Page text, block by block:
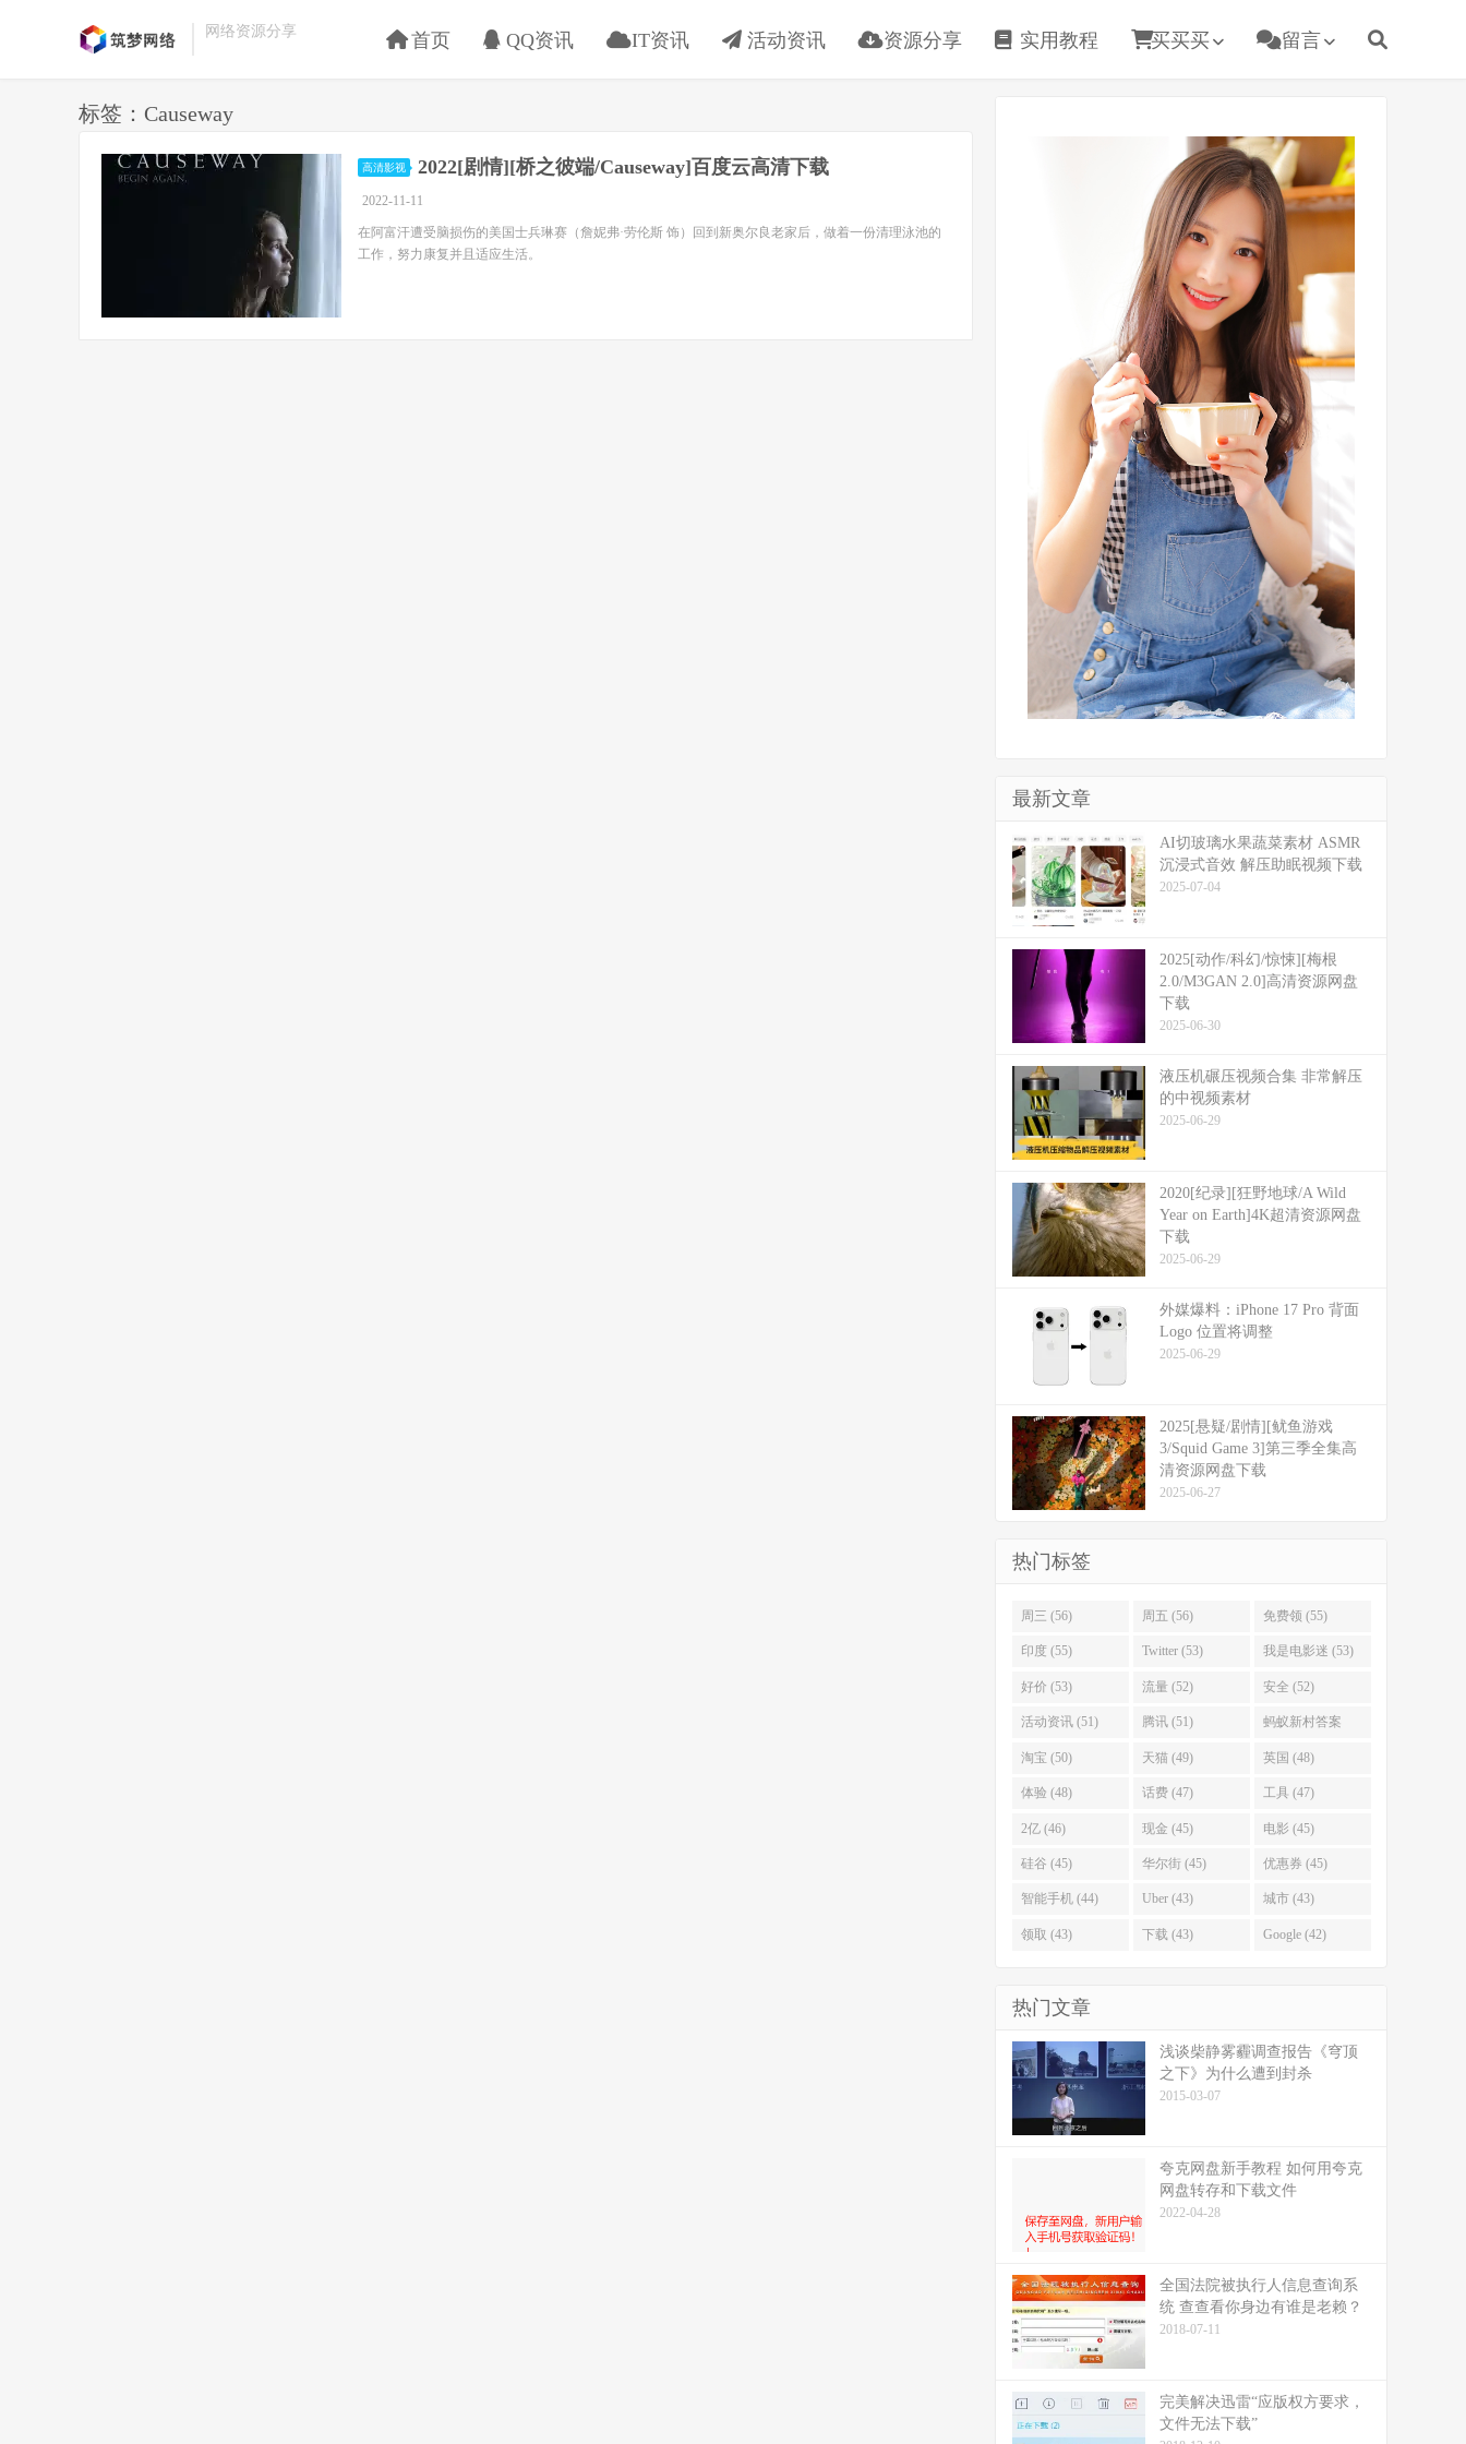
网络资源分享 首页 QQ资讯 IT资讯 活动资讯 资源分享 实用教程 买买买 留言
标签：Causeway
高清影视 2022[剧情][桥之彼端/Causeway]百度云高清下载
2022-11-11
在阿富汗遭受脑损伤的美国士兵琳赛（詹妮弗·劳伦斯 饰）回到新奥尔良老家后，做着一份清理泳池的
工作，努力康复并且适应生活。
最新文章
​​AI切玻璃水果蔬菜素材 ASMR
沉浸式音效 解压助眠视频下载
2025-07-04
2025[动作/科幻/惊悚][梅根
2.0/M3GAN 2.0]高清资源网盘
下载
2025-06-30
液压机碾压视频合集 非常解压
的中视频素材
2025-06-29
2020[纪录][狂野地球/A Wild
Year on Earth]4K超清资源网盘
下载
2025-06-29
外媒爆料：​​iPhone 17 Pro 背面
Logo 位置将调整​​
2025-06-29
2025[悬疑/剧情][鱿鱼游戏
3/Squid Game 3]第三季全集高
清资源网盘下载
2025-06-27
热门标签
周三 (56) 周五 (56) 免费领 (55)
印度 (55) Twitter (53) 我是电影迷 (53)
好价 (53) 流量 (52) 安全 (52)
活动资讯 (51) 腾讯 (51) 蚂蚁新村答案
(51)
淘宝 (50) 天猫 (49) 英国 (48)
体验 (48) 话费 (47) 工具 (47)
2亿 (46) 现金 (45) 电影 (45)
硅谷 (45) 华尔街 (45) 优惠券 (45)
智能手机 (44) Uber (43) 城市 (43)
领取 (43) 下载 (43) Google (42)
热门文章
浅谈柴静雾霾调查报告《穹顶
之下》为什么遭到封杀
2015-03-07
夸克网盘新手教程 如何用夸克
网盘转存和下载文件
2022-04-28
全国法院被执行人信息查询系
统 查查看你身边有谁是老赖？
2018-07-11
完美解决迅雷“应版权方要求，
文件无法下载”